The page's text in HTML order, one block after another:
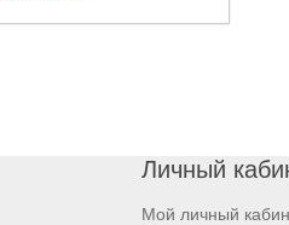
Личный
Мой личный